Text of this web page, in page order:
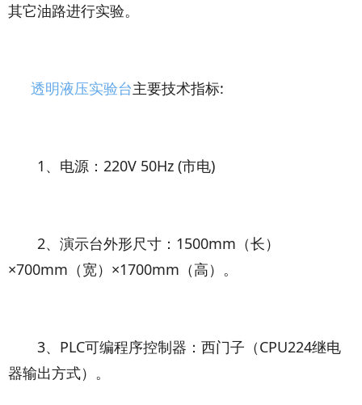
其它油路进行实验。
透明液压实验台主要技术指标:
1、电源：220V 50Hz (市电)
2、演示台外形尺寸：1500mm（长）
×700mm（宽）×1700mm（高）。
3、PLC可编程序控制器：西门子（CPU224继电
器输出方式）。